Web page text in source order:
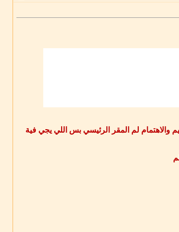
والاهتمام لم المقر الرئيسي بس اللي يجي فية